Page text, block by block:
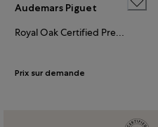
Audemars Piguet
Royal Oak Certified Pre-Owned
Prix sur demande